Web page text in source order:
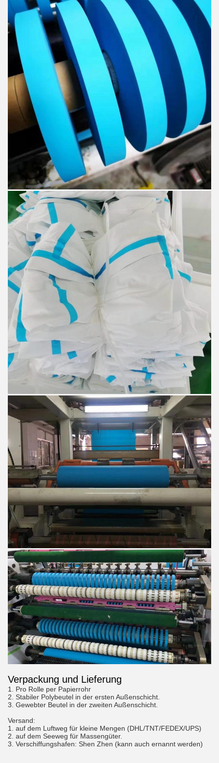
Verpackung und Lieferung
1. Pro Rolle per Papierrohr
2. Stabiler Polybeutel in der ersten Außenschicht.
3. Gewebter Beutel in der zweiten Außenschicht.
Versand:
1. auf dem Luftweg für kleine Mengen (DHL/TNT/FEDEX/UPS)
2. auf dem Seeweg für Massengüter.
3. Verschiffungshafen: Shen Zhen (kann auch ernannt werden)